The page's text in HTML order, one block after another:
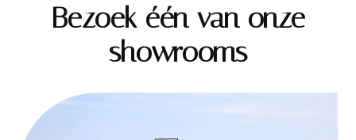
Bezoek één van onze
showrooms